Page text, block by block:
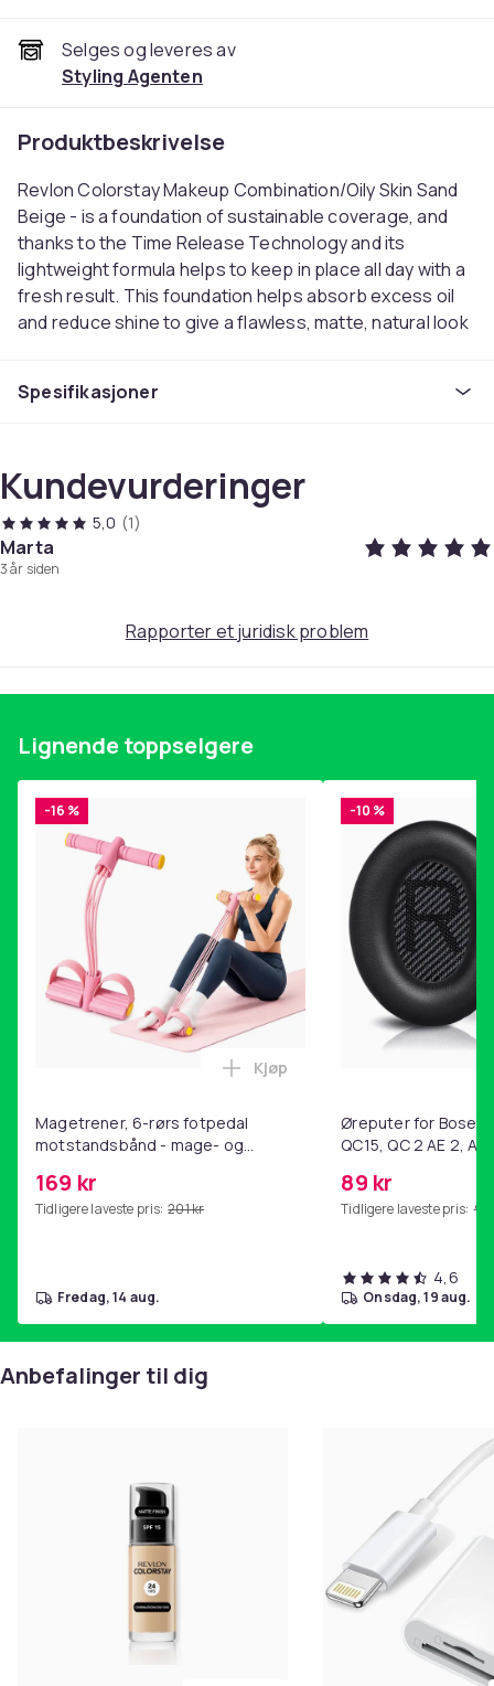
Selges og leveres av
Styling Agenten
Produktbeskrivelse
Revlon Colorstay Makeup Combination/Oily Skin Sand
Beige - is a foundation of sustainable coverage, and
thanks to the Time Release Technology and its
lightweight formula helps to keep in place all day with a
fresh result. This foundation helps absorb excess oil
and reduce shine to give a flawless, matte, natural look
Contents: 30 ml
Farge
Transparent
Størrelse
180 Sand Beige
Spesifikasjoner
Kundevurderinger
5,0 (1)
Marta
3 år siden
Rapporter et juridisk problem
Lignende toppselgere
-16 %
Magetrener, 6-rørs fotpedal
motstandsbånd - mage- og
hjemmegymnastikk Pink
169 kr
Tidligere laveste pris: 201 kr
Legg Magetrener, 6-rørs
Kjøp
fredag, 14 aug.
-10 %
Øreputer for Bose
QC15, QC 2 AE 2, AE
89 kr
Tidligere laveste pris: 99
4,6
onsdag, 19 aug.
Anbefalinger til dig